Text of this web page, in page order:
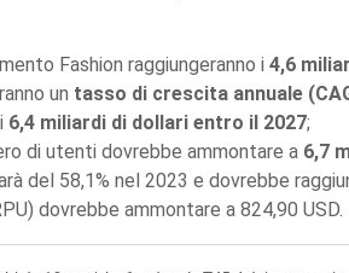
Fashion raggiungeranno i 4,6
un tasso di crescita annuale
6,4 miliardi di dollari entro il 2027;
di utenti dovrebbe ammontare a 6,7
del 58,1% nel 2023 e dovrebbe
dovrebbe ammontare a 824,90 USD.